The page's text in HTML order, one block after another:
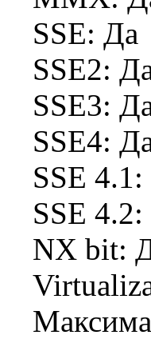
SSE: Да
SSE2:
SSE3:
SSE4:
SSE
SSE
NX bit: